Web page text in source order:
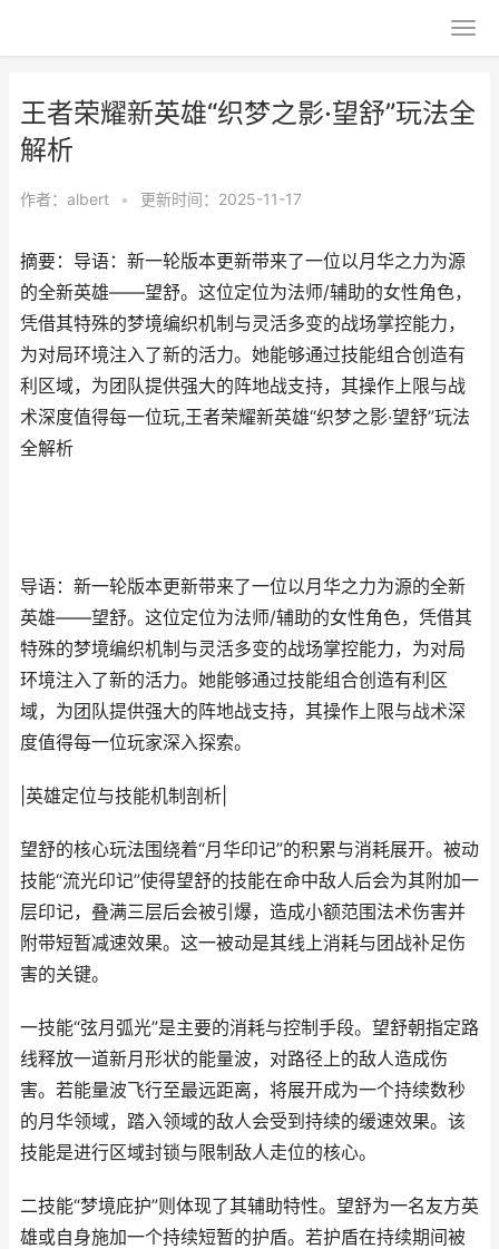
王者荣耀新英雄“织梦之影·望舒”玩法全
解析
作者： albert • 更新时间：2025-11-17
摘要：导语：新一轮版本更新带来了一位以月华之力为源
的全新英雄——望舒。这位定位为法师/辅助的女性角色，
凭借其特殊的梦境编织机制与灵活多变的战场掌控能力，
为对局环境注入了新的活力。她能够通过技能组合创造有
利区域，为团队提供强大的阵地战支持，其操作上限与战
术深度值得每一位玩,王者荣耀新英雄“织梦之影·望舒”玩法
全解析
导语：新一轮版本更新带来了一位以月华之力为源的全新
英雄——望舒。这位定位为法师/辅助的女性角色，凭借其
特殊的梦境编织机制与灵活多变的战场掌控能力，为对局
环境注入了新的活力。她能够通过技能组合创造有利区
域，为团队提供强大的阵地战支持，其操作上限与战术深
度值得每一位玩家深入探索。
|英雄定位与技能机制剖析|
望舒的核心玩法围绕着“月华印记”的积累与消耗展开。被动
技能“流光印记”使得望舒的技能在命中敌人后会为其附加一
层印记，叠满三层后会被引爆，造成小额范围法术伤害并
附带短暂减速效果。这一被动是其线上消耗与团战补足伤
害的关键。
一技能“弦月弧光”是主要的消耗与控制手段。望舒朝指定路
线释放一道新月形状的能量波，对路径上的敌人造成伤
害。若能量波飞行至最远距离，将展开成为一个持续数秒
的月华领域，踏入领域的敌人会受到持续的缓速效果。该
技能是进行区域封锁与限制敌人走位的核心。
二技能“梦境庇护”则体现了其辅助特性。望舒为一名友方英
雄或自身施加一个持续短暂的护盾。若护盾在持续期间被